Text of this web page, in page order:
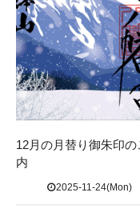
12月の月替り御朱印の
内
2025-11-24(Mon)